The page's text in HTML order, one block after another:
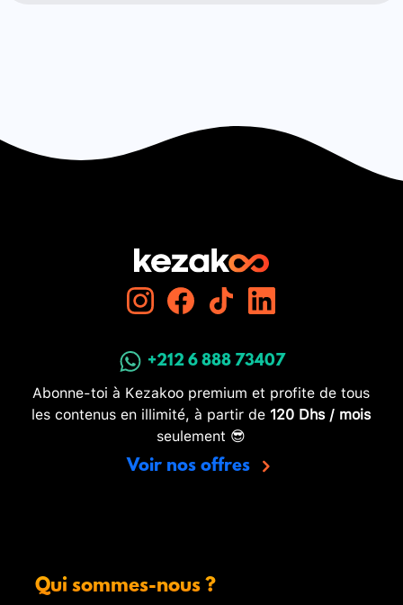
+212 6 888 73407
Abonne-toi à Kezakoo premium et profite de tous
les contenus en illimité, à partir de 120 Dhs / mois
seulement 😎
Voir nos offres
Qui sommes-nous ?